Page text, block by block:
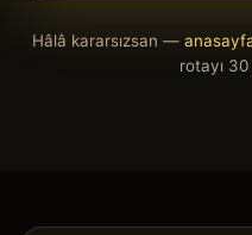
Hâlâ kararsızsan —
rotayı